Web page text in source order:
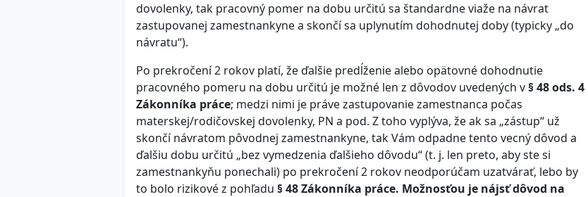
dovolenky, tak pracovný pomer na dobu určitú sa štandardne viaže na návrat
zastupovanej zamestnankyne a skončí sa uplynutím dohodnutej doby (typicky „do
návratu“).
Po prekročení 2 rokov platí, že ďalšie predĺženie alebo opätovné dohodnutie
pracovného pomeru na dobu určitú je možné len z dôvodov uvedených v§ 48 ods. 4
Zákonníka práce; medzi nimi je práve zastupovanie zamestnanca počas
materskej/rodičovskej dovolenky, PN a pod. Z toho vyplýva, že ak sa „zástup“ už
skončí návratom pôvodnej zamestnankyne, tak Vám odpadne tento vecný dôvod a
ďalšiu dobu určitú „bez vymedzenia ďalšieho dôvodu“ (t. j. len preto, aby ste si
zamestnankyňu ponechali) po prekročení 2 rokov neodporúčam uzatvárať, lebo by
to bolo rizikové z pohľadu § 48 Zákonníka práce. Možnosťou je nájsť dôvod na